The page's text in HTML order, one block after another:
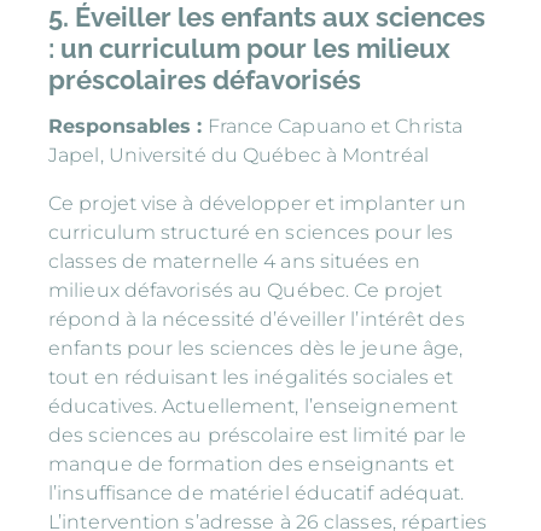
5. Éveiller les enfants aux sciences
: un curriculum pour les milieux
préscolaires défavorisés
Responsables : France Capuano et Christa
Japel, Université du Québec à Montréal
Ce projet vise à développer et implanter un
curriculum structuré en sciences pour les
classes de maternelle 4 ans situées en
milieux défavorisés au Québec. Ce projet
répond à la nécessité d’éveiller l’intérêt des
enfants pour les sciences dès le jeune âge,
tout en réduisant les inégalités sociales et
éducatives. Actuellement, l’enseignement
des sciences au préscolaire est limité par le
manque de formation des enseignants et
l’insuffisance de matériel éducatif adéquat.
L’intervention s’adresse à 26 classes, réparties